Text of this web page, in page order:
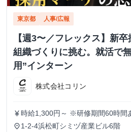
東京都 人事/広報
【週3〜／フレックス】新
組織づくりに挑む。就活で
用”インターン
株式会社コリン
currency_yen 時給1,300円～ ※研修期間60時間
況により決定
place 1-2-4浜松町シミヅ産業ビル6階